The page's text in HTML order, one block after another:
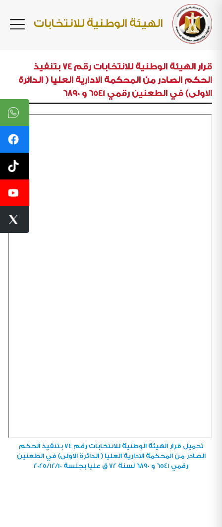
الهيئة الوطنية للانتخابات
قرار الهيئة الوطنية للانتخابات رقم 74 بتنفيذ
الحكم الصادر من المحكمة الادارية العليا ( الدائرة
الاولى) في الطعنين رقمي 6541 و 6890
تحميل قرار الهيئة الوطنية للانتخابات رقم 74 بتنفيذ الحكم
الصادر من المحكمة الادارية العليا ( الدائرة الاولى) في الطعنين
رقمي 6541 و 6890 لسنة 72 ق عليا بجلسة 2025/12/10